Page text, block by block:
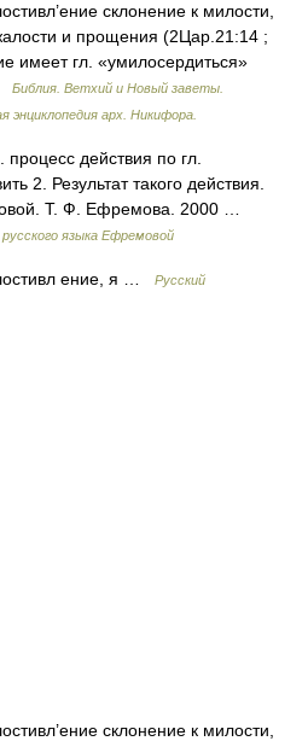
склонение к милости,
и прощения (2Цар.21:14 ;
имеет гл. «умилосердиться»
Библия. Ветхий и Новый заветы.
энциклопедия арх. Никифора.
действия по гл.
2. Результат такого действия.
Т. Ф. Ефремова. 2000 …
языка Ефремовой
ение, я …
Русский
склонение к милости,